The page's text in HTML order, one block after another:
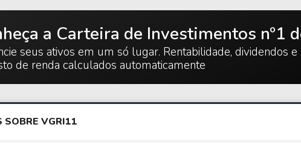
a Carteira de Investimentos nº1
seus ativos em um só lugar. Rentabilidade, dividendos e
de renda calculados automaticamente
SOBRE VGRI11